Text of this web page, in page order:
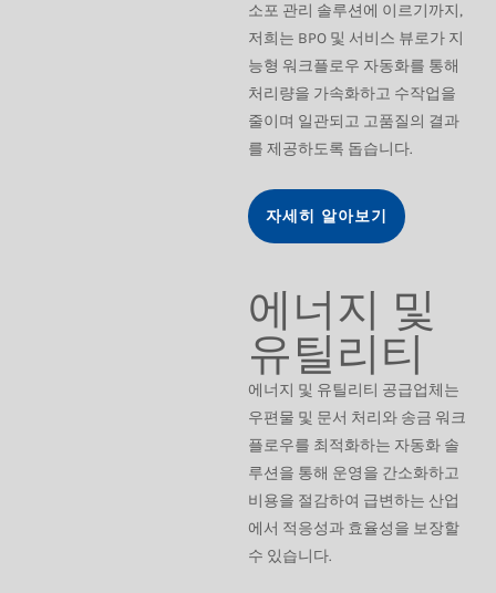
소포 관리 솔루션에 이르기까지,
저희는 BPO 및 서비스 뷰로가 지
능형 워크플로우 자동화를 통해
처리량을 가속화하고 수작업을
줄이며 일관되고 고품질의 결과
를 제공하도록 돕습니다.
자세히 알아보기
에너지 및
유틸리티
에너지 및 유틸리티 공급업체는
우편물 및 문서 처리와 송금 워크
플로우를 최적화하는 자동화 솔
루션을 통해 운영을 간소화하고
비용을 절감하여 급변하는 산업
에서 적응성과 효율성을 보장할
수 있습니다.